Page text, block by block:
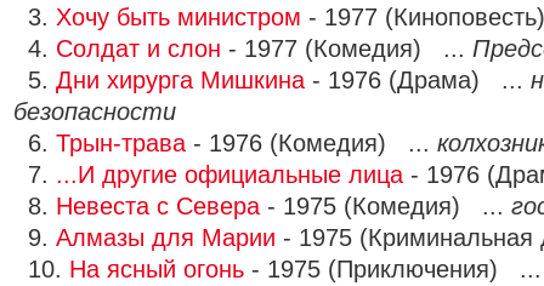
3. Хочу быть министром - 1977
4. Солдат и слон - 1977 (Комедия) ...
5. Дни хирурга Мишкина - 1976 (Драма) ...
безопасности
6. Трын-трава - 1976 (Комедия) ...
7. ...И другие официальные лица - 1976
8. Невеста с Севера - 1975 (Комедия) ...
9. Алмазы для Марии - 1975
10. На ясный огонь - 1975 (Приключения)